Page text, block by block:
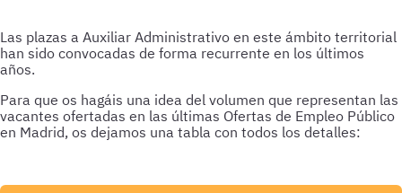
Las plazas a Auxiliar Administrativo en este ámbito territorial
han sido convocadas de forma recurrente en los últimos
años.
Para que os hagáis una idea del volumen que representan las
vacantes ofertadas en las últimas Ofertas de Empleo Público
en Madrid, os dejamos una tabla con todos los detalles: